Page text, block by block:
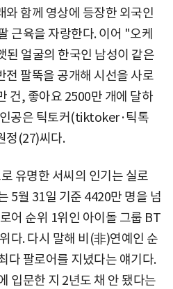
와 함께 영상에 등장한 외국인
근육을 자랑한다. 이어 "오케
된 얼굴의 한국인 남성이 같은
전 팔뚝을 공개해 시선을 사로
건, 좋아요 2500만 개에 달하
공은 틱토커(tiktoker·틱톡
정(27)씨다.
유명한 서씨의 인기는 실로
5월 31일 기준 4420만 명을 넘
어 순위 1위인 아이돌 그룹 BT
다. 다시 말해 비(非)연예인 순
다 팔로어를 지녔다는 얘기다.
입문한 지 2년도 채 안 됐다는